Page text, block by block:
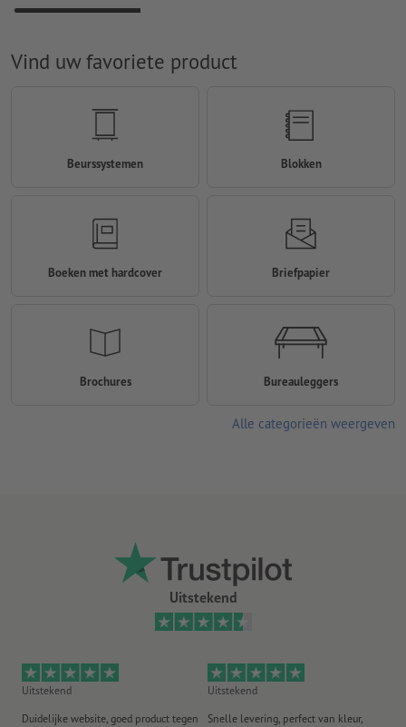
Uitstekend
Uitstekend
Duidelijke website, goed product tegen
Uitstekend
Snelle levering, perfect van kleur,
Vind uw favoriete product
Beurssystemen Blokken
Boeken met hardcover Briefpapier
Brochures Bureauleggers
Alle categorieën weergeven